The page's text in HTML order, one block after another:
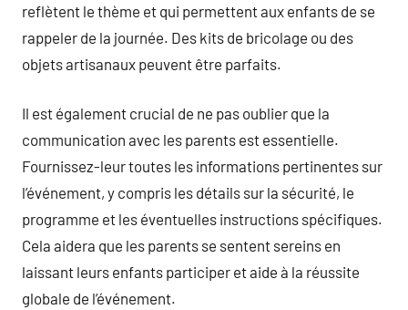
reflètent le thème et qui permettent aux enfants de se
rappeler de la journée. Des kits de bricolage ou des
objets artisanaux peuvent être parfaits.
Il est également crucial de ne pas oublier que la
communication avec les parents est essentielle.
Fournissez-leur toutes les informations pertinentes sur
l’événement, y compris les détails sur la sécurité, le
programme et les éventuelles instructions spécifiques.
Cela aidera que les parents se sentent sereins en
laissant leurs enfants participer et aide à la réussite
globale de l’événement.